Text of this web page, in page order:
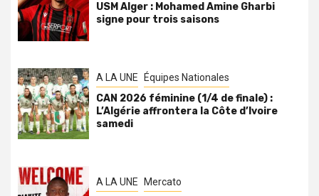
USM Alger : Mohamed Amine Gharbi
signe pour trois saisons
A LA UNE Équipes Nationales
CAN 2026 féminine (1/4 de finale) :
L’Algérie affrontera la Côte d’Ivoire
samedi
A LA UNE Mercato